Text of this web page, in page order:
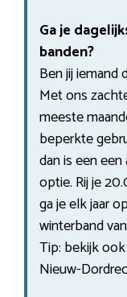
Ga je
banden?
Ben jij iemand
Met ons
meeste
beperkte
dan is een
optie. Rij je
ga je elk jaar
winterband
Tip: bekijk
Nieuw-